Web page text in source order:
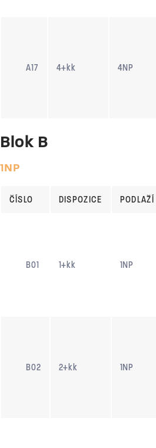
A17 4+kk 4NP
Blok B
1NP
ČÍSLO DISPOZICE PODLAŽÍ
B01 1+kk 1NP
B02 2+kk 1NP